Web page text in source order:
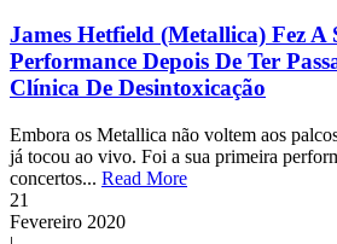
James Hetfield (Metallica) Fez A
Performance Depois De Ter
Clínica De Desintoxicação
Embora os Metallica não voltem aos
já tocou ao vivo. Foi a sua primeira
concertos... Read More
21
Fevereiro 2020